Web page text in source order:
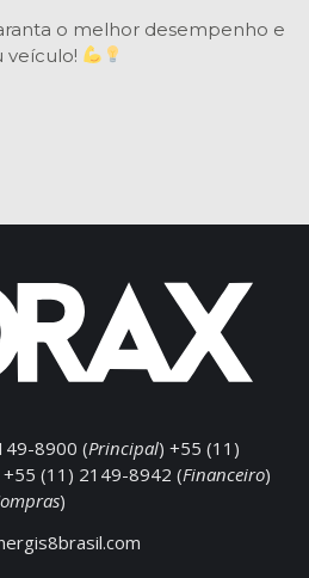
o melhor desempenho e
veículo!
8900 (Principal) +55 (11)
+55 (11) 2149-8942 (Financeiro)
)